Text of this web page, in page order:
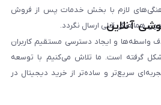
لازم با بخش خدمات پس از فروش
هماهنگی قبلی ارسال نگردد.
آنلاین
واسطه‌ها و ایجاد دسترسی مستقیم کاربران
گرفته است. ما تلاش می‌کنیم با توسعه
سریع‌تر و ساده‌تر از خرید دیجیتال در
قابل اعتماد برای خرید کالای دیجیتال،